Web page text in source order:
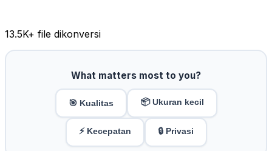
13.5K+ file dikonversi
What matters most to you?
🎯 Kualitas 📦 Ukuran kecil
⚡ Kecepatan 🔒 Privasi